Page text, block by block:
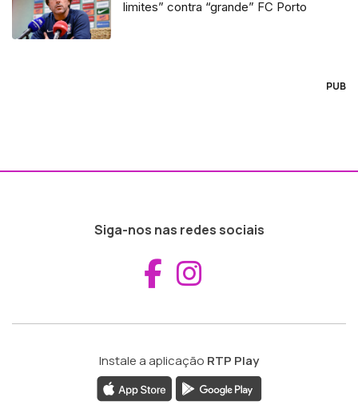
limites” contra “grande” FC Porto
PUB
Siga-nos nas redes sociais
Aceder ao
Instale a aplicação RTP Play